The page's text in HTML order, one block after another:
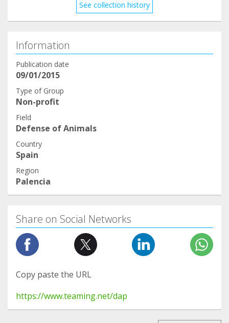
sabe gracias a qué "compartir" encontrarán su
hogar. Gracias❤️ .
See collection history
Information
Publication date
09/01/2015
Type of Group
Non-profit
Field
Defense of Animals
Country
Spain
Region
Palencia
Share on Social Networks
Copy paste the URL
https://www.teaming.net/dap